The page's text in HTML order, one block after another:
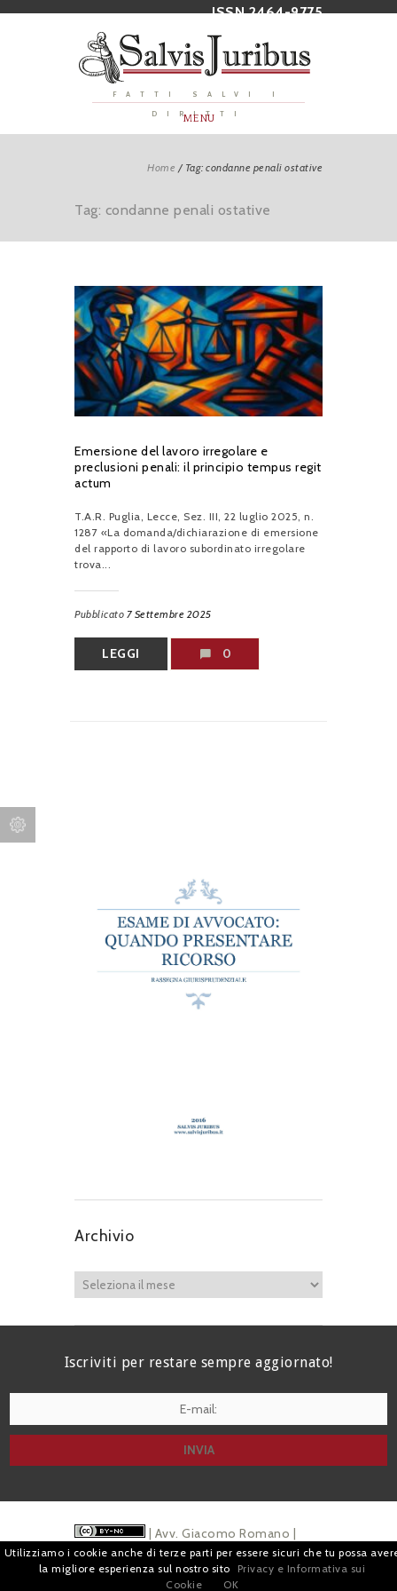
ISSN 2464-9775
FATTI SALVI I
DIRITTI
MENU
Home / Tag: condanne penali ostative
Tag: condanne penali ostative
Emersione del lavoro irregolare e
preclusioni penali: il principio tempus regit
actum
T.A.R. Puglia, Lecce, Sez. III, 22 luglio 2025, n.
1287 «La domanda/dichiarazione di emersione
del rapporto di lavoro subordinato irregolare
trova...
Pubblicato 7 Settembre 2025
LEGGI 0
Archivio
Iscriviti per restare sempre aggiornato!
| Avv. Giacomo Romano |
Piazza di Campitelli, 2 - 00186 Roma | P.I.
Utilizziamo i cookie anche di terze parti per essere sicuri che tu possa
la migliore esperienza sul nostro sito
Privacy e Informativa sui
Cookie
OK